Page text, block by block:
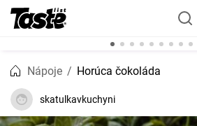
Nápoje Horúca čokoláda
skatulkavkuchyni